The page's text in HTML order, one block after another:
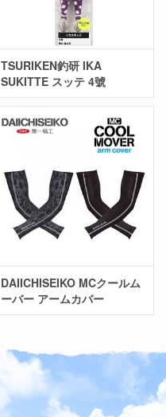
TSURIKEN釣研 IKA
SUKITTE スッテ 4號
DAIICHISEIKO MCクールム
ーバー アームカバー